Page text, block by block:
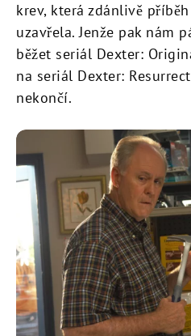
krev, která zdánlivě
uzavřela. Jenže pak nám
běžet seriál Dexter:
na seriál Dexter:
nekončí.